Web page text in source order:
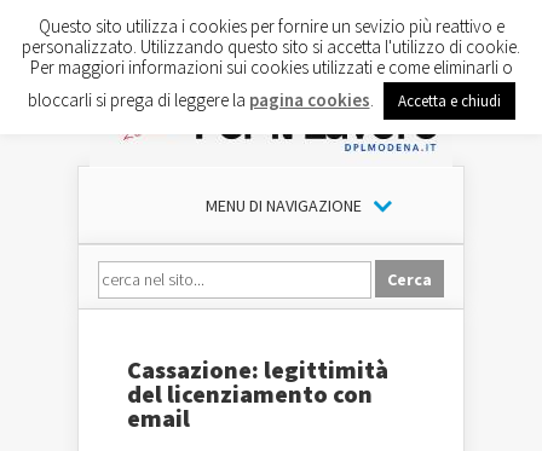
MENU DI NAVIGAZIONE
Cassazione: legittimità
del licenziamento con
email
Questo sito utilizza i cookies per fornire un sevizio più reattivo e
personalizzato. Utilizzando questo sito si accetta l'utilizzo di cookie.
Per maggiori informazioni sui cookies utilizzati e come eliminarli o
bloccarli si prega di leggere la pagina cookies Accetta e chiudi